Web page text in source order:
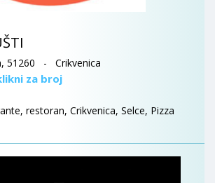
51260 - Crikvenica
za broj
restoran, Crikvenica, Selce, Pizza